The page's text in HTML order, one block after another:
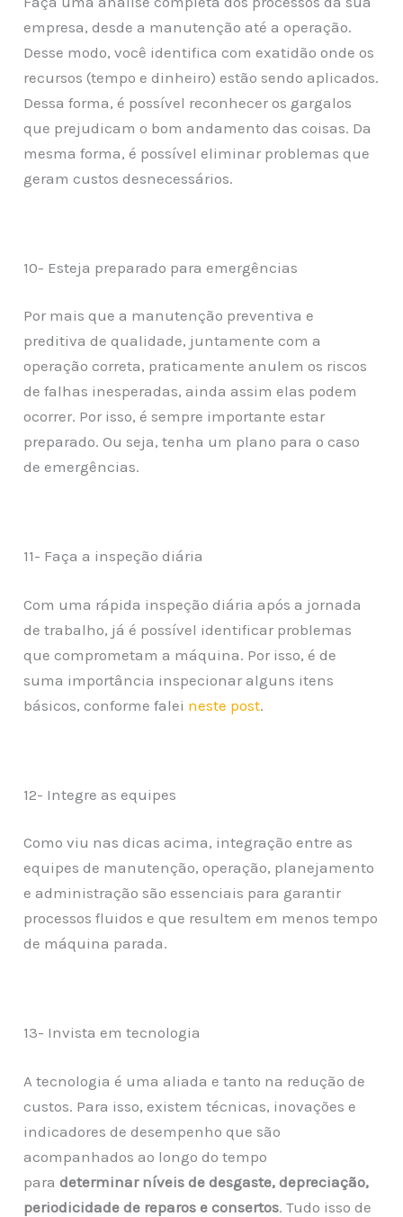
empresa, desde a manutenção até a operação.
Desse modo, você identifica com exatidão onde os
recursos (tempo e dinheiro) estão sendo aplicados.
Dessa forma, é possível reconhecer os gargalos
que prejudicam o bom andamento das coisas. Da
mesma forma, é possível eliminar problemas que
geram custos desnecessários.
10- Esteja preparado para emergências
Por mais que a manutenção preventiva e
preditiva de qualidade, juntamente com a
operação correta, praticamente anulem os riscos
de falhas inesperadas, ainda assim elas podem
ocorrer. Por isso, é sempre importante estar
preparado. Ou seja, tenha um plano para o caso
de emergências.
11- Faça a inspeção diária
Com uma rápida inspeção diária após a jornada
de trabalho, já é possível identificar problemas
que comprometam a máquina. Por isso, é de
suma importância inspecionar alguns itens
básicos, conforme falei neste post.
12- Integre as equipes
Como viu nas dicas acima, integração entre as
equipes de manutenção, operação, planejamento
e administração são essenciais para garantir
processos fluidos e que resultem em menos tempo
de máquina parada.
13- Invista em tecnologia
A tecnologia é uma aliada e tanto na redução de
custos. Para isso, existem técnicas, inovações e
indicadores de desempenho que são
acompanhados ao longo do tempo
paradeterminar níveis de desgaste, depreciação,
periodicidade de reparos e consertos. Tudo isso de